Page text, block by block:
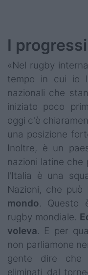
I
«Nel rugby
tempo in cui io
nazionali che
iniziato poco
oggi c'è
una posizione
Inoltre, è un
nazioni latine che
l'Italia è una
Nazioni, che
mondo. Questo
rugby mondiale.
voleva. E per
non parliamone
gente dire che
eliminati dal